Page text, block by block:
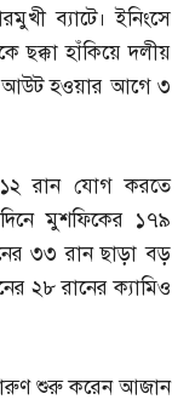
ব্যাটে। ইনিংসে
ছক্কা হাঁকিয়ে দলীয়
আউট হওয়ার আগে ৩
রান যোগ করতে
মুশফিকের ১৭৯
৩৩ রান ছাড়া বড়
২৮ রানের ক্যামিও
দারুণ শুরু করেন আজান